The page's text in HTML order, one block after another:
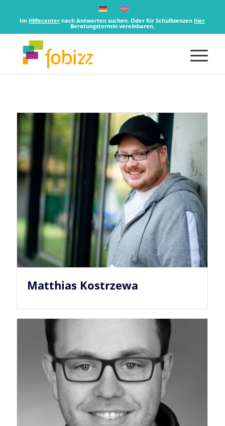
Im Hilfecenter nach Antworten suchen. Oder für Schullizenzenhier
Beratungstermin vereinbaren.
Matthias Kostrzewa